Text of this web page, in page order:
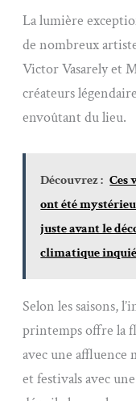
La lumière
de nombreux
Victor Vasarely et
créateurs
envoûtant du lieu.
Découvrez : Ces
ont été
juste avant le
climatique
Selon les saisons,
printemps offre la
avec une affluence
et festivals avec